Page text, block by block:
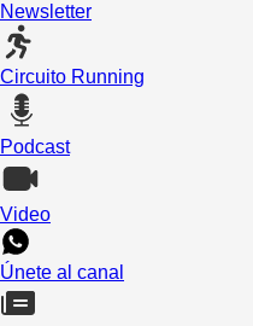
Newsletter
Circuito Running
Podcast
Video
Únete al canal